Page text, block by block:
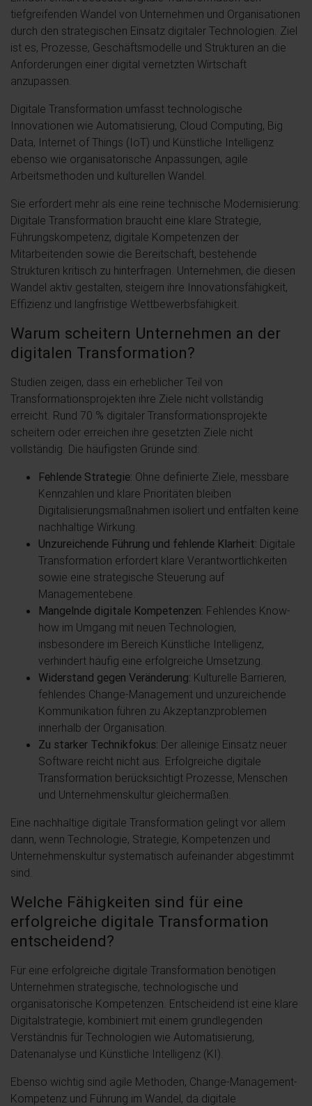
tiefgreifenden Wandel von Unternehmen und Organisationen
durch den strategischen Einsatz digitaler Technologien. Ziel
ist es, Prozesse, Geschäftsmodelle und Strukturen an die
Anforderungen einer digital vernetzten Wirtschaft
anzupassen.
Digitale Transformation umfasst technologische
Innovationen wie Automatisierung, Cloud Computing, Big
Data, Internet of Things (IoT) und Künstliche Intelligenz
ebenso wie organisatorische Anpassungen, agile
Arbeitsmethoden und kulturellen Wandel.
Sie erfordert mehr als eine reine technische Modernisierung:
Digitale Transformation braucht eine klare Strategie,
Führungskompetenz, digitale Kompetenzen der
Mitarbeitenden sowie die Bereitschaft, bestehende
Strukturen kritisch zu hinterfragen. Unternehmen, die diesen
Wandel aktiv gestalten, steigern ihre Innovationsfähigkeit,
Effizienz und langfristige Wettbewerbsfähigkeit.
Warum scheitern Unternehmen an der
digitalen Transformation?
Studien zeigen, dass ein erheblicher Teil von
Transformationsprojekten ihre Ziele nicht vollständig
erreicht. Rund 70 % digitaler Transformationsprojekte
scheitern oder erreichen ihre gesetzten Ziele nicht
vollständig. Die häufigsten Gründe sind:
Fehlende Strategie: Ohne definierte Ziele, messbare
Kennzahlen und klare Prioritäten bleiben
Digitalisierungsmaßnahmen isoliert und entfalten keine
nachhaltige Wirkung.
Unzureichende Führung und fehlende Klarheit: Digitale
Transformation erfordert klare Verantwortlichkeiten
sowie eine strategische Steuerung auf
Managementebene.
Mangelnde digitale Kompetenzen: Fehlendes Know-
how im Umgang mit neuen Technologien,
insbesondere im Bereich Künstliche Intelligenz,
verhindert häufig eine erfolgreiche Umsetzung.
Widerstand gegen Veränderung: Kulturelle Barrieren,
fehlendes Change-Management und unzureichende
Kommunikation führen zu Akzeptanzproblemen
innerhalb der Organisation.
Zu starker Technikfokus: Der alleinige Einsatz neuer
Software reicht nicht aus. Erfolgreiche digitale
Transformation berücksichtigt Prozesse, Menschen
und Unternehmenskultur gleichermaßen.
Eine nachhaltige digitale Transformation gelingt vor allem
dann, wenn Technologie, Strategie, Kompetenzen und
Unternehmenskultur systematisch aufeinander abgestimmt
sind.
Welche Fähigkeiten sind für eine
erfolgreiche digitale Transformation
entscheidend?
Für eine erfolgreiche digitale Transformation benötigen
Unternehmen strategische, technologische und
organisatorische Kompetenzen. Entscheidend ist eine klare
Digitalstrategie, kombiniert mit einem grundlegenden
Verständnis für Technologien wie Automatisierung,
Datenanalyse und Künstliche Intelligenz (KI).
Ebenso wichtig sind agile Methoden, Change-Management-
Kompetenz und Führung im Wandel, da digitale